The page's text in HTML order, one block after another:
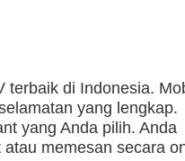
terbaik di Indonesia.
yang lengkap.
yang Anda pilih. Anda
memesan secara